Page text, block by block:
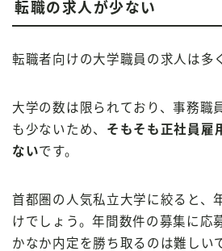
転職の求人が少ない
転職者向けの大学職員の求人は多
大学の数は限られており、事務職
も少ないため、 そもそも正社員雇
ないです。
首都圏の人気私立大学に絞ると、
けでしょう。年間数件の募集に応
かなか内定を勝ち取るのは難しい